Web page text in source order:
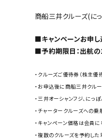
商船三井クルーズ(に
■キャンペーンお申し
■予約期限日：出航の
・クルーズご優待券（株主優
・お申込後に商船三井クル
・三井オーシャンフジ、に
・チャータークルーズへの
・キャンペーン価格は会員
・複数のクルーズを予約し